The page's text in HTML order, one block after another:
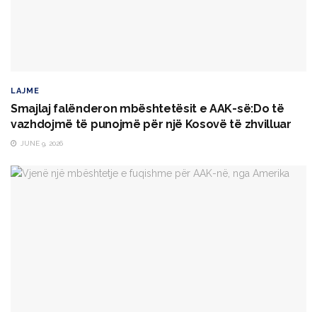
LAJME
Smajlaj falënderon mbështetësit e AAK-së:Do të
vazhdojmë të punojmë për një Kosovë të zhvilluar
JUNE 9, 2026